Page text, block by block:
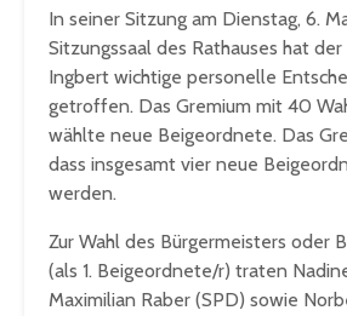
In seiner Sitzung am Dienstag, 6.
Sitzungssaal des Rathauses hat
Ingbert wichtige personelle
getroffen. Das Gremium mit 40
wählte neue Beigeordnete. Das
dass insgesamt vier neue
werden.
Zur Wahl des Bürgermeisters oder
(als 1. Beigeordnete/r) traten
Maximilian Raber (SPD) sowie